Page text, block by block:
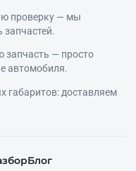
проверку — мы
запчастей.
— просто
автомобиля.
габаритов: доставляем
Блог